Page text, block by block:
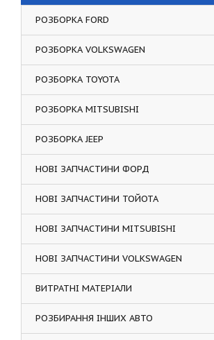
РОЗБОРКА FORD
РОЗБОРКА VOLKSWAGEN
РОЗБОРКА TOYOTA
РОЗБОРКА MITSUBISHI
РОЗБОРКА JEEP
НОВІ ЗАПЧАСТИНИ ФОРД
НОВІ ЗАПЧАСТИНИ ТОЙОТА
НОВІ ЗАПЧАСТИНИ MITSUBISHI
НОВІ ЗАПЧАСТИНИ VOLKSWAGEN
ВИТРАТНІ МАТЕРІАЛИ
РОЗБИРАННЯ ІНШИХ АВТО